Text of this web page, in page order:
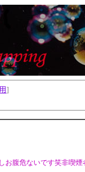
]
腹危ないです笑非喫煙